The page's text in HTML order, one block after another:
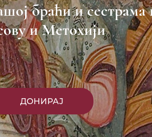
браћи и сестрама
и Метохији
ДОНИРАЈ